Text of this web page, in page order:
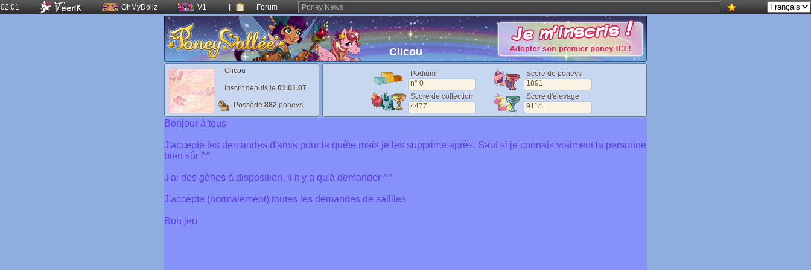
02:01 OhMyDollz V1 Forum Poney News
Clicou
Clicou
Inscrit depuis le 01.01.07
Possède 882 poneys
Podium
n° 0
Score d'élevage
9114
Score de poneys
1891
Score de collection
4477
Bonjour à tous
J'accepte les demandes d'amis pour la quête mais je les supprime après. Sauf si je connais vraiment la personne
bien sûr ^^.
J'ai des gènes à disposition, il n'y a qu'à demander ^^
J'accepte (normalement) toutes les demandes de saillies
Bon jeu